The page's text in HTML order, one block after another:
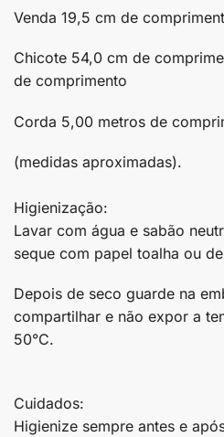
Venda 19,5 cm de
Chicote 54,0 cm de
de comprimento
Corda 5,00 metros de
(medidas aproximadas).
Higienização:
Lavar com água e sabão
seque com papel toalha ou
Depois de seco guarde na
compartilhar e não expor a
50°C.
Cuidados:
Higienize sempre antes e